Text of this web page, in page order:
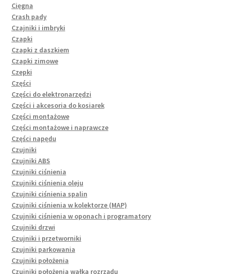
Cięgna
Crash pady
Czajniki i imbryki
Czapki
Czapki z daszkiem
Czapki zimowe
Czepki
Części
Części do elektronarzędzi
Części i akcesoria do kosiarek
Części montażowe
Części montażowe i naprawcze
Części napędu
Czujniki
Czujniki ABS
Czujniki ciśnienia
Czujniki ciśnienia oleju
Czujniki ciśnienia spalin
Czujniki ciśnienia w kolektorze (MAP)
Czujniki ciśnienia w oponach i programatory
Czujniki drzwi
Czujniki i przetworniki
Czujniki parkowania
Czujniki położenia
Czujniki położenia wałka rozrządu